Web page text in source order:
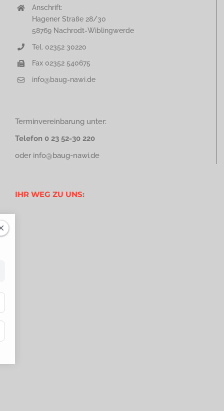
Anschrift:
Hagener Straße 28/30
58769 Nachrodt-Wiblingwerde
Tel. 02352 30220
Fax 02352 540675
info@baug-nawi.de
Terminvereinbarung unter:
Telefon 0 23 52-30 220
oder info@baug-nawi.de
IHR WEG ZU UNS: